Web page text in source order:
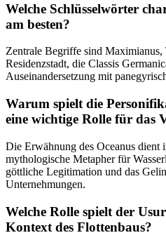
Welche Schlüsselwörter
am besten?
Zentrale Begriffe sind
Residenzstadt, die Classis
Auseinandersetzung mit
Warum spielt die
eine wichtige Rolle für das
Die Erwähnung des Oceanus dient
mythologische Metapher für
göttliche Legitimation und das
Unternehmungen.
Welche Rolle spielt der
Kontext des Flottenbaus?